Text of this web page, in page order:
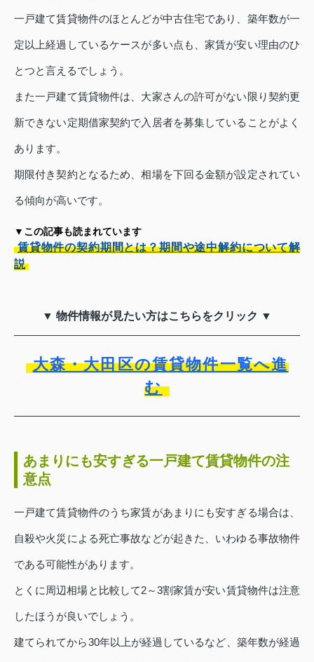
一戸建て賃貸物件のほとんどが中古住宅であり、築年数が一
定以上経過しているケースが多い点も、家賃が安い理由のひ
とつと言えるでしょう。
また一戸建て賃貸物件は、大家さんの許可がない限り契約更
新できない定期借家契約で入居者を募集していることがよく
あります。
期限付き契約となるため、相場を下回る金額が設定されてい
る傾向が高いです。
▼この記事も読まれています
賃貸物件の契約期間とは？期間や途中解約について解
説
▼ 物件情報が見たい方はこちらをクリック ▼
大森・大田区の賃貸物件一覧へ進
む
あまりにも安すぎる一戸建て賃貸物件の注
意点
一戸建て賃貸物件のうち家賃があまりにも安すぎる場合は、
自殺や火災による死亡事故などが起きた、いわゆる事故物件
である可能性があります。
とくに周辺相場と比較して2～3割家賃が安い賃貸物件は注意
したほうが良いでしょう。
建てられてから30年以上が経過しているなど、築年数が経過